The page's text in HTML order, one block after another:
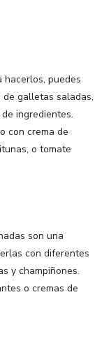
hacerlos, puedes
galletas saladas,
ingredientes.
con crema de
o tomate
son una
con diferentes
y champiñones.
o cremas de